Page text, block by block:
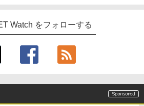
Watch をフォローする